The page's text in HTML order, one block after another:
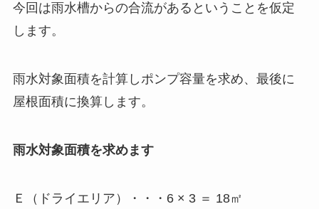
今回は雨水槽からの合流があるということを仮定
します。
雨水対象面積を計算しポンプ容量を求め、最後に
屋根面積に換算します。
雨水対象面積を求めます
Ｅ（ドライエリア）・・・6 × 3 ＝ 18㎡